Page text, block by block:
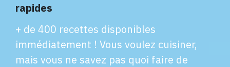
rapides
+ de 400 recettes disponibles
immédiatement ! Vous voulez cuisiner,
mais vous ne savez pas quoi faire de